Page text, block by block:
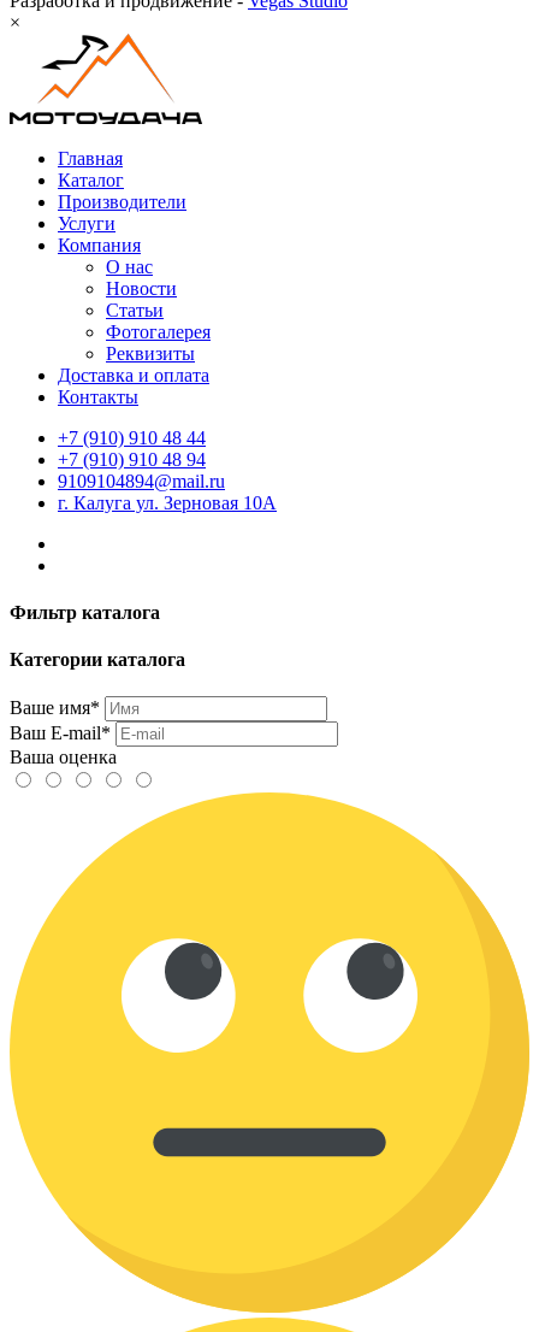
×
Главная
Каталог
Производители
Услуги
Компания
О нас
Новости
Статьи
Фотогалерея
Реквизиты
Доставка и оплата
Контакты
+7 (910) 910 48 44
+7 (910) 910 48 94
9109104894@mail.ru
г. Калуга ул. Зерновая 10А
Фильтр каталога
Категории каталога
Ваше имя*
Ваш E-mail*
Ваша оценка